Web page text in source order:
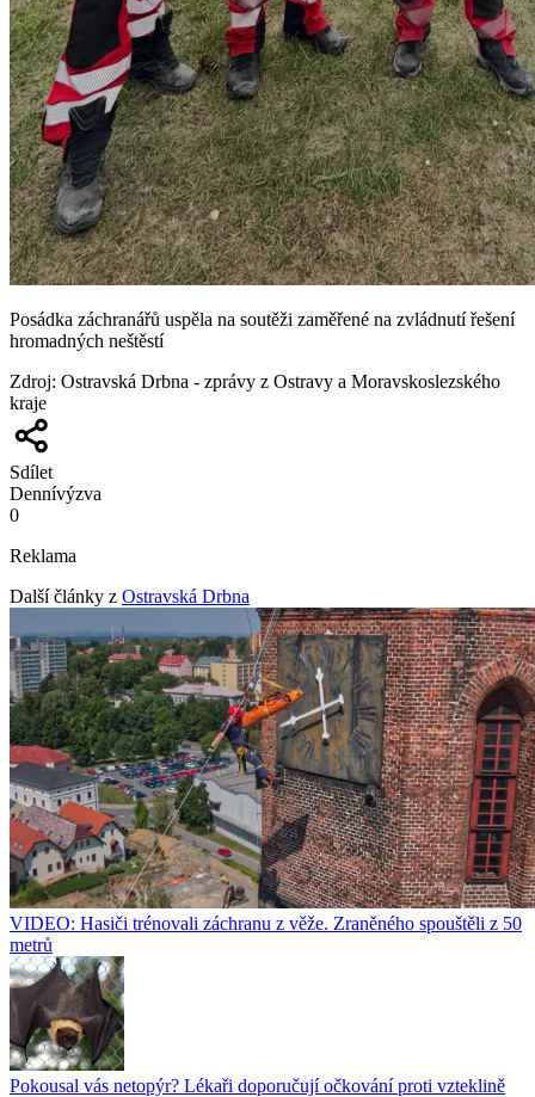
Posádka záchranářů uspěla na soutěži zaměřené na zvládnutí řešení
hromadných neštěstí
Zdroj: Ostravská Drbna - zprávy z Ostravy a Moravskoslezského
kraje
Sdílet
Dennívýzva
0
Reklama
Další články z Ostravská Drbna
VIDEO: Hasiči trénovali záchranu z věže. Zraněného spouštěli z 50
metrů
Pokousal vás netopýr? Lékaři doporučují očkování proti vzteklině